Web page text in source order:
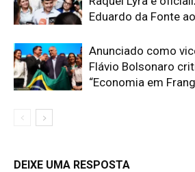
Eduardo da Fonte
Anunciado como
Flávio Bolsonaro
“Economia em
DEIXE UMA RESPOSTA